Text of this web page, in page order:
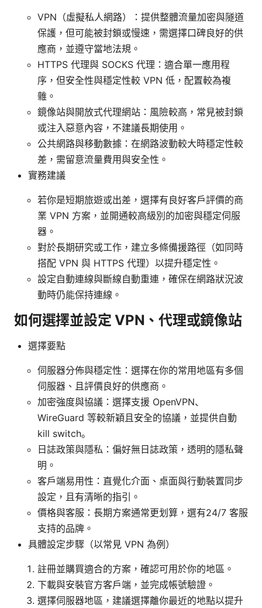
VPN（虛擬私人網路）：提供整體流量加密與隧道
保護，但可能被封鎖或慢速，需選擇口碑良好的供
應商，並遵守當地法規。
HTTPS 代理與 SOCKS 代理：適合單一應用程
序，但安全性與穩定性較 VPN 低，配置較為複
雜。
鏡像站與開放式代理網站：風險較高，常見被封鎖
或注入惡意內容，不建議長期使用。
公共網路與移動數據：在網路波動較大時穩定性較
差，需留意流量費用與安全性。
實務建議
若你是短期旅遊或出差，選擇有良好客戶評價的商
業 VPN 方案，並開通較高級別的加密與穩定伺服
器。
對於長期研究或工作，建立多條備援路徑（如同時
搭配 VPN 與 HTTPS 代理）以提升穩定性。
設定自動連線與斷線自動重連，確保在網路狀況波
動時仍能保持連線。
如何選擇並設定 VPN、代理或鏡像站
選擇要點
伺服器分佈與穩定性：選擇在你的常用地區有多個
伺服器、且評價良好的供應商。
加密強度與協議：選擇支援 OpenVPN、
WireGuard 等較新穎且安全的協議，並提供自動
kill switch。
日誌政策與隱私：偏好無日誌政策，透明的隱私聲
明。
客戶端易用性：直覺化介面、桌面與行動裝置同步
設定，且有清晰的指引。
價格與客服：長期方案通常更划算，選有24/7 客服
支持的品牌。
具體設定步驟（以常見 VPN 為例）
註冊並購買適合的方案，確認可用於你的地區。
下載與安裝官方客戶端，並完成帳號驗證。
選擇伺服器地區，建議選擇離你最近的地點以提升